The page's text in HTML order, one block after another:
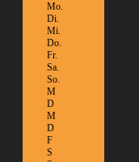
Mo.
Di.
Mi.
Do.
Fr.
Sa.
So.
M
D
M
D
F
S